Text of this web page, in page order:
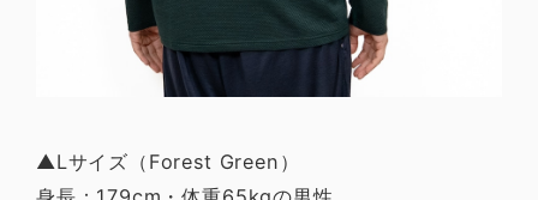
▲Lサイズ（Forest Green）